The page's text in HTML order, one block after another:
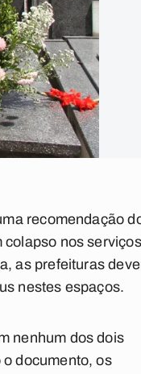
recomendação
colapso nos serviços
as prefeituras
nestes espaços.
nenhum dos dois
documento, os